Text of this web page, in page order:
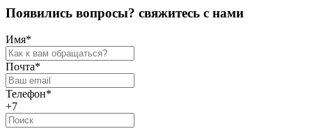
Появились вопросы? свяжитесь с нами
Имя*
Почта*
Телефон*
+7